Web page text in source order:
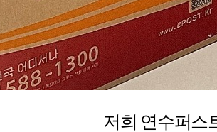
저희 연수퍼스